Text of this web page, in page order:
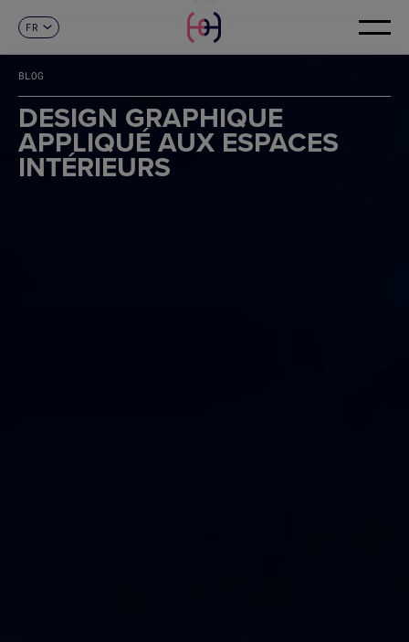
EN
FR
DE
IT
PT
CONTACT
BLOG
DESIGN GRAPHIQUE
APPLIQUÉ AUX ESPACES
INTÉRIEURS